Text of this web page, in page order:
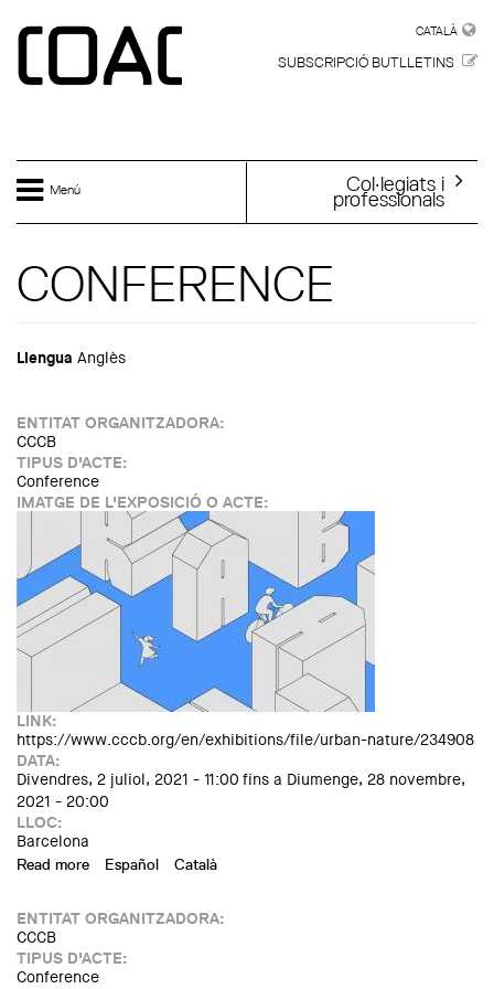
CATALÀ
SUBSCRIPCIÓ BUTLLETINS
Menú Col·legiats i
professionals
CONFERENCE
Llengua Anglès
ENTITAT ORGANITZADORA:
CCCB
TIPUS D'ACTE:
Conference
IMATGE DE L'EXPOSICIÓ O ACTE:
LINK:
https://www.cccb.org/en/exhibitions/file/urban-nature/234908
DATA:
Divendres, 2 juliol, 2021 - 11:00 fins a Diumenge, 28 novembre,
2021 - 20:00
LLOC:
Barcelona
Read more about Urban Nature. A walk-through film by Rimini
Español Català
ENTITAT ORGANITZADORA:
CCCB
TIPUS D'ACTE:
Conference